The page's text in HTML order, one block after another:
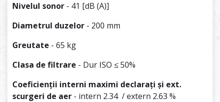
Nivelul sonor - 41 [dB (A)]
Diametrul duzelor - 200 mm
Greutate - 65 kg
Clasa de filtrare - Dur ISO ≤ 50%
Coeficienții interni maximi declarați și ext.
scurgeri de aer - intern 2.34 / extern 2.63 %